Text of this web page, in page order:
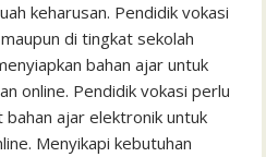
keharusan. Pendidik vokasi
di tingkat sekolah
bahan ajar untuk
online. Pendidik vokasi perlu
ajar elektronik untuk
Menyikapi kebutuhan